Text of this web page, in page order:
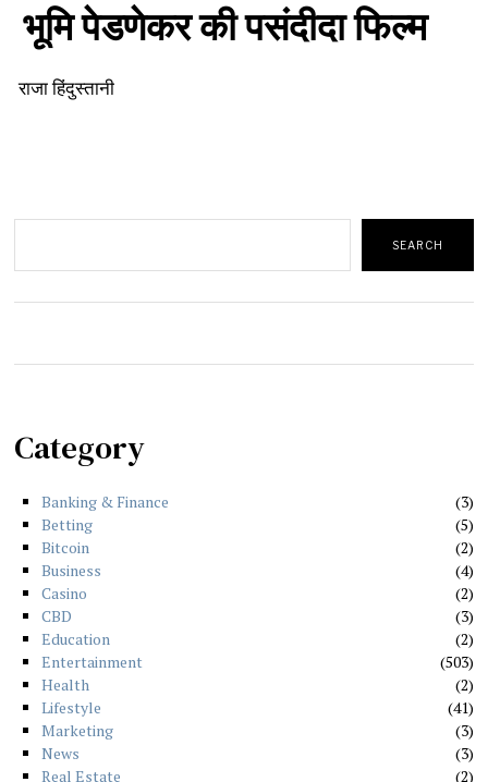
भूमिपेडणेकरकीपसंदीदाफिल्म
राजा हिंदुस्तानी
SEARCH
Category
Banking & Finance
3
Betting
5
Bitcoin
2
Business
4
Casino
2
CBD
3
Education
2
Entertainment
503
Health
2
Lifestyle
41
Marketing
3
News
3
Real Estate
2